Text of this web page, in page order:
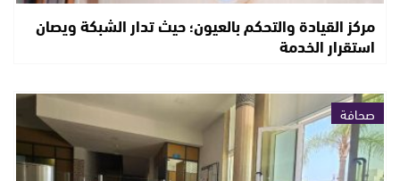
مركز القيادة والتحكم بالعيون؛ حيث تدار الشبكة ويصان
استقرار الخدمة
صحافة